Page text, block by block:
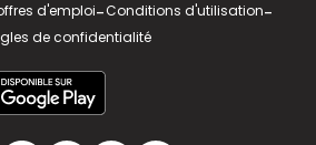
d'emploi-Conditions d'utilisation-
de confidentialité